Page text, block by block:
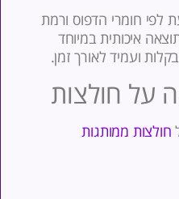
הדפוס ורמת
במיוחד
לאורך זמן.
ממותגות